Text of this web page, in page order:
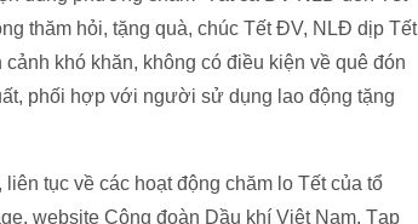
thăm hỏi, tặng quà, chúc Tết ĐV, NLĐ dịp Tết
khó khăn, không có điều kiện về quê đón
phối hợp với người sử dụng lao động tặng
tục về các hoạt động chăm lo Tết của tổ
website Công đoàn Dầu khí Việt Nam, Tạp